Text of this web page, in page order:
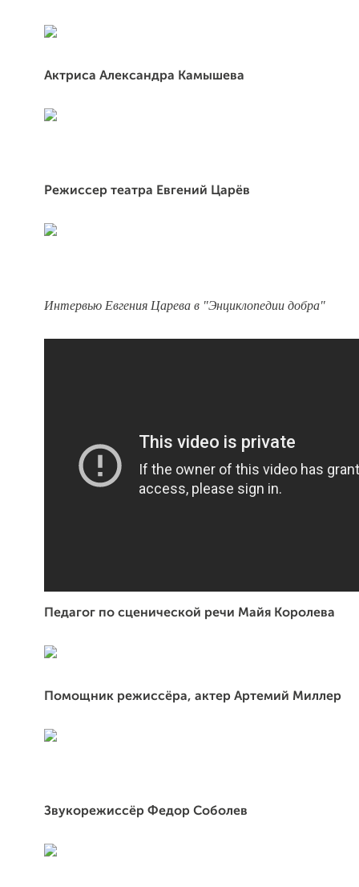
Актриса Александра Камышева
Режиссер театра Евгений Царёв
Интервью Евгения Царева в "Энциклопедии добра"
Педагог по сценической речи Майя Королева
Помощник режиссёра, актер Артемий Миллер
Звукорежиссёр Федор Соболев